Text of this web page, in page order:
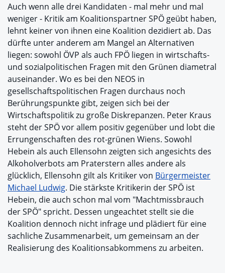
Auch wenn alle drei Kandidaten - mal mehr und mal
weniger - Kritik am Koalitionspartner SPÖ geübt haben,
lehnt keiner von ihnen eine Koalition dezidiert ab. Das
dürfte unter anderem am Mangel an Alternativen
liegen: sowohl ÖVP als auch FPÖ liegen in wirtschafts-
und sozialpolitischen Fragen mit den Grünen diametral
auseinander. Wo es bei den NEOS in
gesellschaftspolitischen Fragen durchaus noch
Berührungspunkte gibt, zeigen sich bei der
Wirtschaftspolitik zu große Diskrepanzen. Peter Kraus
steht der SPÖ vor allem positiv gegenüber und lobt die
Errungenschaften des rot-grünen Wiens. Sowohl
Hebein als auch Ellensohn zeigten sich angesichts des
Alkoholverbots am Praterstern alles andere als
glücklich, Ellensohn gilt als Kritiker von Bürgermeister
Michael Ludwig. Die stärkste Kritikerin der SPÖ ist
Hebein, die auch schon mal vom "Machtmissbrauch
der SPÖ" spricht. Dessen ungeachtet stellt sie die
Koalition dennoch nicht infrage und plädiert für eine
sachliche Zusammenarbeit, um gemeinsam an der
Realisierung des Koalitionsabkommens zu arbeiten.